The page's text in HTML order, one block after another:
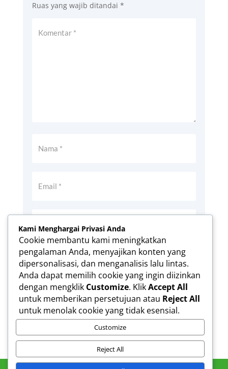
Ruas yang wajib ditandai *
Simpan nama, email, dan situs web saya
pada peramban ini untuk komentar saya
berikutnya.
Kirim Komentar
Kami Menghargai Privasi Anda
Cookie membantu kami meningkatkan
pengalaman Anda, menyajikan konten yang
dipersonalisasi, dan menganalisis lalu lintas.
Anda dapat memilih cookie yang ingin diizinkan
dengan mengklik Customize. KlikAccept All
untuk memberikan persetujuan atau Reject All
untuk menolak cookie yang tidak esensial.
Customize
Reject All